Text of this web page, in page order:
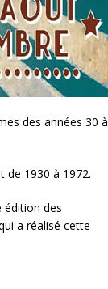
des années 30 à
de 1930 à 1972.
édition des
a réalisé cette